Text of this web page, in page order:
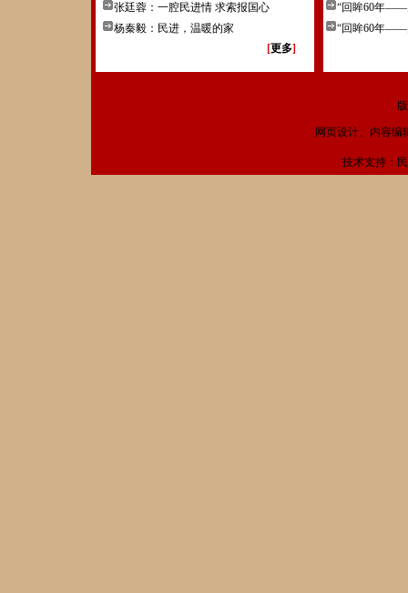
张廷蓉：一腔民进情 求索报国心
杨秦毅：民进，温暖的家
[更多]
“回眸60年——
“回眸60年——
网页设计、内容编
技术支持：